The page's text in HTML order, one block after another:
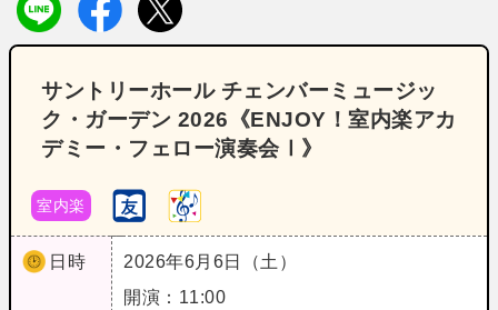
サントリーホール チェンバーミュージッ
ク・ガーデン 2026《ENJOY！室内楽アカ
デミー・フェロー演奏会Ⅰ》
室内楽
日時
2026年6月6日（土）
開演：11:00